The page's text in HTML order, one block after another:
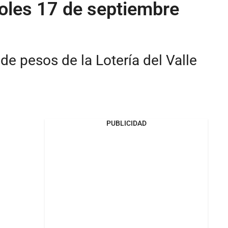
17 de septiembre
pesos de la Lotería del Valle
PUBLICIDAD